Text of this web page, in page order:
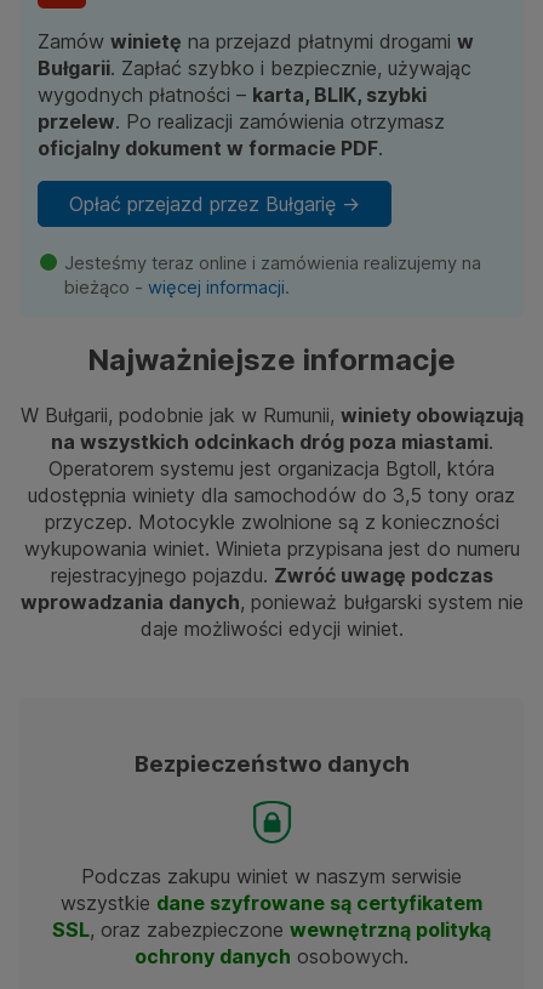
Kontakt
Zamów winietę na przejazd płatnymi drogami w
Bułgarii. Zapłać szybko i bezpiecznie, używając
wygodnych płatności – karta, BLIK, szybki
przelew. Po realizacji zamówienia otrzymasz
oficjalny dokument w formacie PDF.
Opłać przejazd przez Bułgarię ->
Jesteśmy teraz online i zamówienia realizujemy na
bieżąco - więcej informacji.
Najważniejsze informacje
W Bułgarii, podobnie jak w Rumunii, winiety obowiązują
na wszystkich odcinkach dróg poza miastami.
Operatorem systemu jest organizacja Bgtoll, która
udostępnia winiety dla samochodów do 3,5 tony oraz
przyczep. Motocykle zwolnione są z konieczności
wykupowania winiet. Winieta przypisana jest do numeru
rejestracyjnego pojazdu. Zwróć uwagę podczas
wprowadzania danych, ponieważ bułgarski system nie
daje możliwości edycji winiet.
Bezpieczeństwo danych
Podczas zakupu winiet w naszym serwisie
wszystkie dane szyfrowane są certyfikatem
SSL, oraz zabezpieczone wewnętrzną polityką
ochrony danych osobowych.